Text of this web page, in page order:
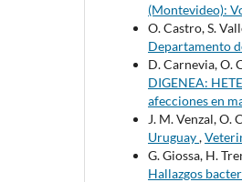
(Montevideo):
O. Castro, S.
Departamento
D. Carnevia, O.
DIGENEA:
afecciones en
J. M. Venzal, O.
Uruguay,
G. Giossa, H.
Hallazgos